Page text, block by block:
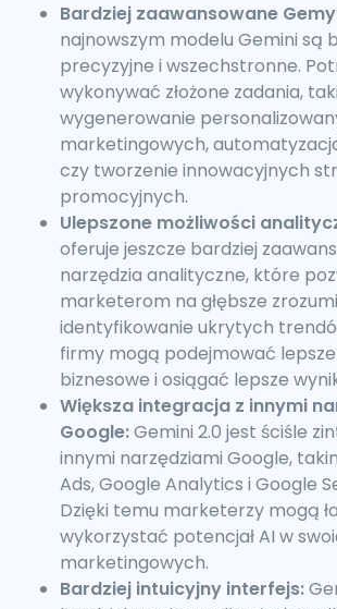
Bardziej zaawansowane
najnowszym modelu Gemini są
precyzyjne i wszechstronne.
wykonywać złożone zadania,
wygenerowanie
marketingowych,
czy tworzenie innowacyjnych
promocyjnych.
Ulepszone możliwości
oferuje jeszcze bardziej
narzędzia analityczne, które
marketerom na głębsze
identyfikowanie ukrytych
firmy mogą podejmować
biznesowe i osiągać lepsze
Większa integracja z innymi
Google:Gemini 2.0 jest ściśle
innymi narzędziami Google,
Ads, Google Analytics i Google
Dzięki temu marketerzy mogą
wykorzystać potencjał AI w
marketingowych.
Bardziej intuicyjny interfejs: